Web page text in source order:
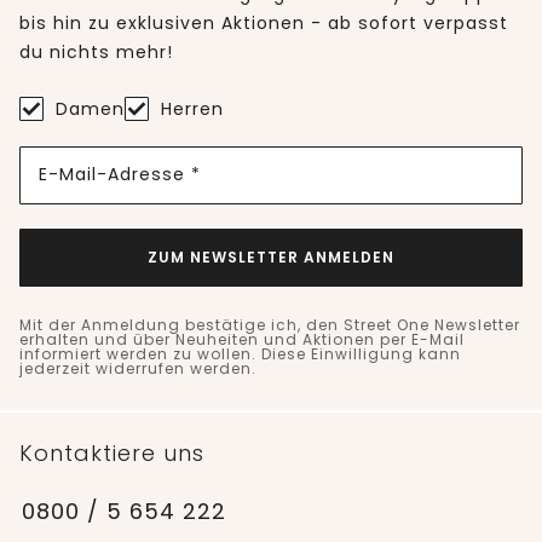
bis hin zu exklusiven Aktionen - ab sofort verpasst
du nichts mehr!
Damen Herren
E-Mail-Adresse *
ZUM NEWSLETTER ANMELDEN
Mit der Anmeldung bestätige ich, den Street One Newsletter
erhalten und über Neuheiten und Aktionen per E-Mail
informiert werden zu wollen. Diese Einwilligung kann
jederzeit widerrufen werden.
Kontaktiere uns
0800 / 5 654 222